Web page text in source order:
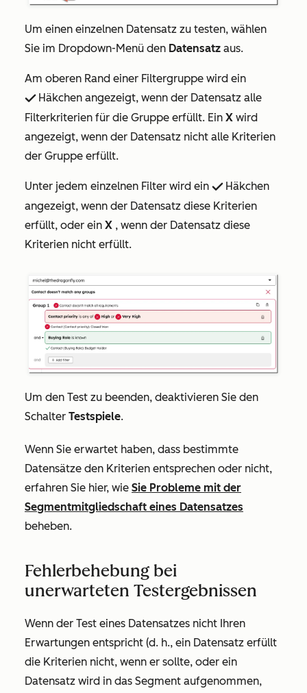
Um einen einzelnen Datensatz zu testen, wählen
Sie im Dropdown-Menü den Datensatz aus.
Am oberen Rand einer Filtergruppe wird ein
success checkmark Häkchen angezeigt, wenn der Datensatz alle
Filterkriterien für die Gruppe erfüllt. Ein X wird
angezeigt, wenn der Datensatz nicht alle Kriterien
der Gruppe erfüllt.
Unter jedem einzelnen Filter wird ein success checkmark Häkchen
angezeigt, wenn der Datensatz diese Kriterien
erfüllt, oder ein X , wenn der Datensatz diese
Kriterien nicht erfüllt.
Um den Test zu beenden, deaktivieren Sie den
Schalter Testspiele.
Wenn Sie erwartet haben, dass bestimmte
Datensätze den Kriterien entsprechen oder nicht,
erfahren Sie hier, wie Sie Probleme mit der
Segmentmitgliedschaft eines Datensatzes
beheben.
Fehlerbehebung bei
unerwarteten Testergebnissen
Wenn der Test eines Datensatzes nicht Ihren
Erwartungen entspricht (d. h., ein Datensatz erfüllt
die Kriterien nicht, wenn er sollte, oder ein
Datensatz wird in das Segment aufgenommen,